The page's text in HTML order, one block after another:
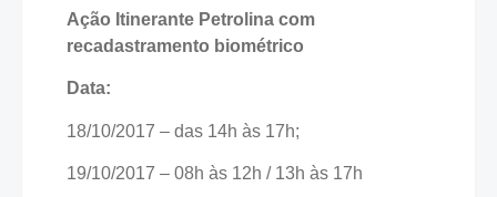
Ação Itinerante Petrolina com
recadastramento biométrico
Data:
18/10/2017 – das 14h às 17h;
19/10/2017 – 08h às 12h / 13h às 17h